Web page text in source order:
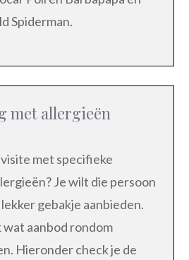
Spiderman.
met allergieën
met specifieke
Je wilt die persoon
gebakje aanbieden.
wat aanbod rondom
Hieronder check je de